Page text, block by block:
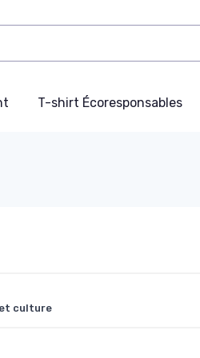
T-shirt Écoresponsables
culture